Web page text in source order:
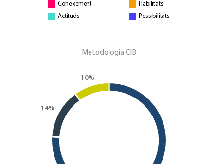
Coneixement
Habilitats
Actituds
Possibilitats
Metodologia CIB